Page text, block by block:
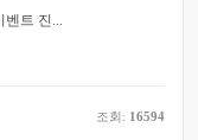
벤트 진...
조회: 16594